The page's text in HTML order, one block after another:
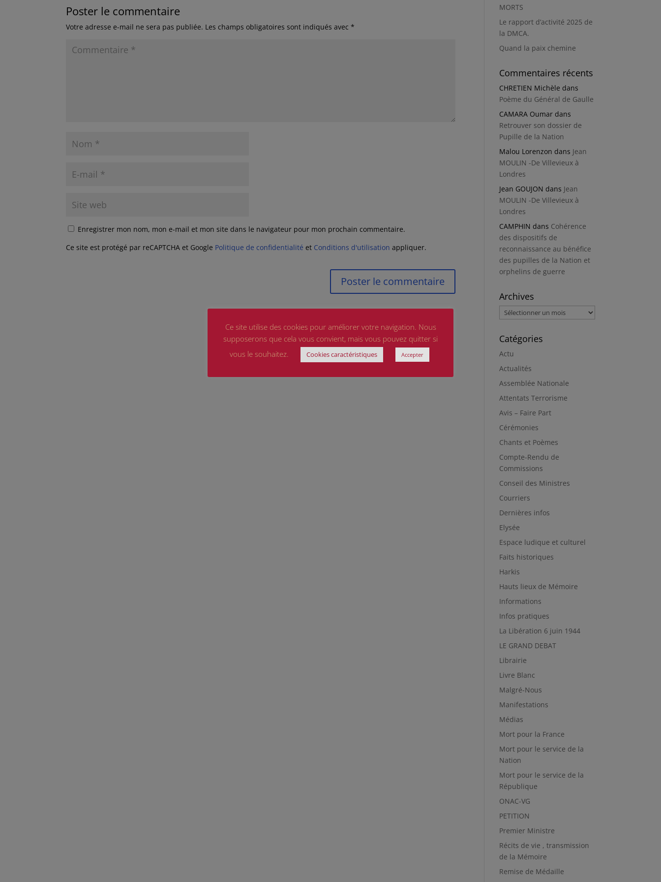
Poster le commentaire
Votre adresse e-mail ne sera pas publiée. Les champs obligatoires sont indiqués avec*
Enregistrer mon nom, mon e-mail et mon site dans le navigateur pour mon prochain commentaire.
Ce site est protégé par reCAPTCHA et Google Politique de confidentialité et Conditions d'utilisation appliquer.
MORTS
Le rapport d’activité 2025 de
la DMCA.
Quand la paix chemine
Commentaires récents
CHRETIEN Michèle dans
Poème du Général de Gaulle
CAMARA Oumar dans
Retrouver son dossier de
Pupille de la Nation
Malou Lorenzon dans Jean
MOULIN -De Villevieux à
Londres
Jean GOUJON dans Jean
MOULIN -De Villevieux à
Londres
CAMPHIN dans Cohérence
des dispositifs de
reconnaissance au bénéfice
des pupilles de la Nation et
orphelins de guerre
Archives
Archives
Catégories
Actu
Actualités
Assemblée Nationale
Attentats Terrorisme
Avis – Faire Part
Cérémonies
Chants et Poèmes
Compte-Rendu de
Commissions
Conseil des Ministres
Courriers
Dernières infos
Elysée
Espace ludique et culturel
Faits historiques
Harkis
Hauts lieux de Mémoire
Informations
Infos pratiques
La Libération 6 juin 1944
LE GRAND DEBAT
Librairie
Livre Blanc
Malgré-Nous
Manifestations
Médias
Mort pour la France
Mort pour le service de la
Nation
Mort pour le service de la
République
ONAC-VG
PETITION
Premier Ministre
Récits de vie , transmission
de la Mémoire
Remise de Médaille
Ce site utilise des cookies pour améliorer votre navigation. Nous
supposerons que cela vous convient, mais vous pouvez quitter si
vous le souhaitez.
Cookies caractéristiques Accepter